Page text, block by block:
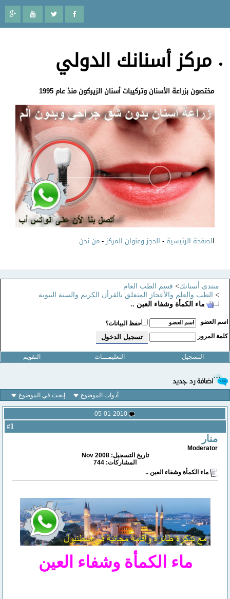
مركز أسنانك الدولي
مختصون بزراعة الأسنان وتركيبات أسنان الزيركون منذ عام 1995
لصفحة الرئيسية-الحجز وعنوان المركز-من نحن
منتدى أسنانك>قسم الطب العام
>الطب والعلم والأعجاز المتعلق بالقرأن الكريم والسنة النبوية
ماء الكمأة وشفاء العين ..
اسم العضو
حفظ البيانات؟
كلمة المرور
التسجيل التعليمـــات التقويم
أدوات الموضوع إبحث في الموضوع
05-01-2010
منار
Moderator
تاريخ التسجيل: Nov 2008
المشاركات: 744
ماء الكمأة وشفاء العين ..
ماء الكمأة وشفاء العين